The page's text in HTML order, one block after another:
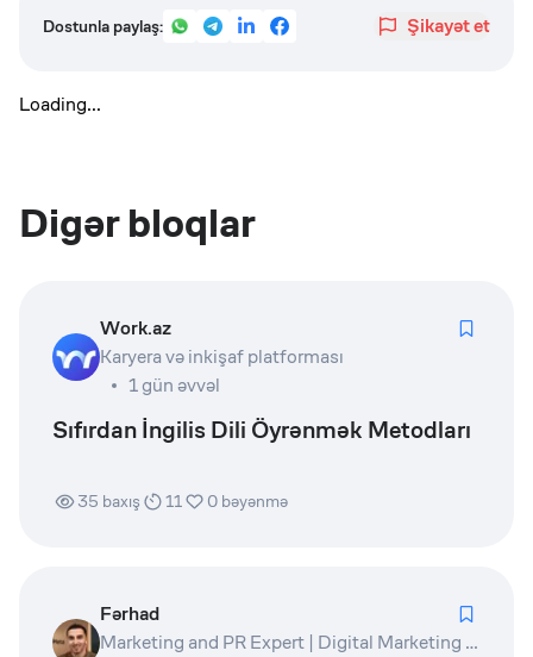
Dostunla paylaş: Şikayət et
Loading...
Digər bloqlar
Work.az
Karyera və inkişaf platforması
1 gün əvvəl
Sıfırdan İngilis Dili Öyrənmək Metodları
35 baxış 11 0 bəyənmə
Fərhad
Marketing and PR Expert | Digital Marketing Lead | Product Owner | Writer